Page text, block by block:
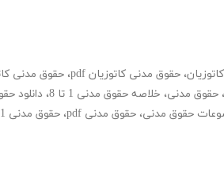
، حقوق مدنی کاتوزیان pdf ، حقوق مدنی
، حقوق مدنی، خلاصه حقوق مدنی 1 تا 8 ، دانلود
حقوق مدنی، حقوق مدنی pdf ، حقوق مدنی 1